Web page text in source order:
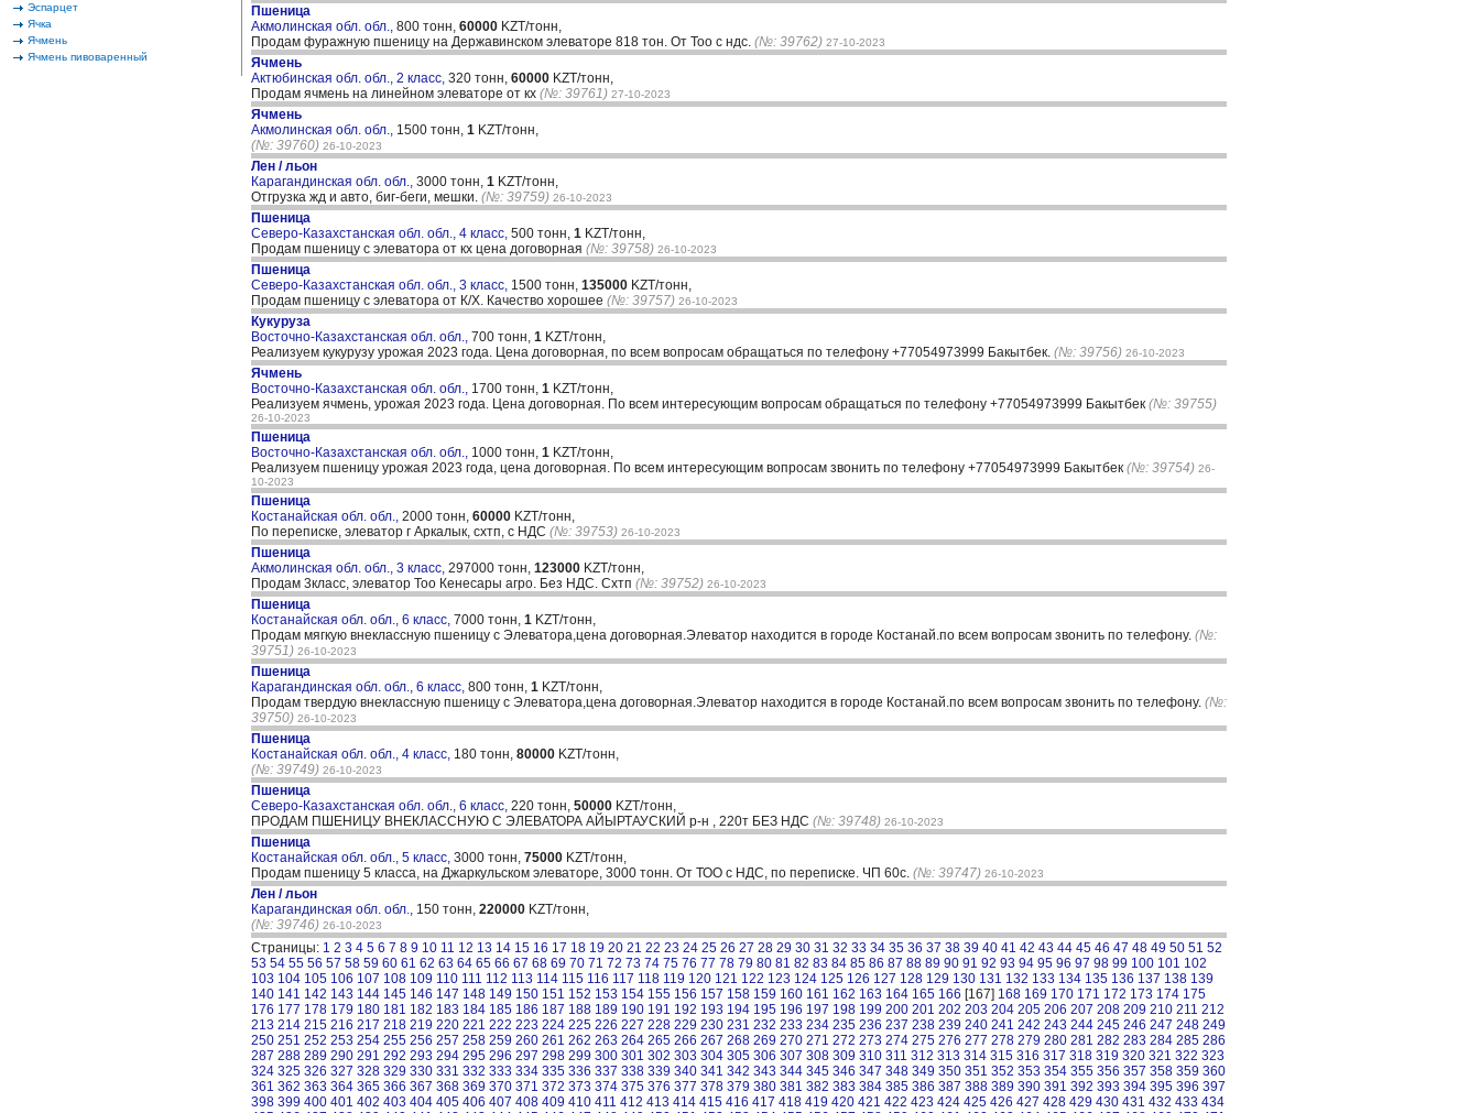
Эспарцет
Ячка
Ячмень
Ячмень пивоваренный
Пшеница
Акмолинская обл. обл., 800 тонн, 60000 KZT/тонн,
Продам фуражную пшеницу на Державинском элеваторе 818 тон. От Тоо с ндс. (№: 39762) 27-10-2023
Ячмень
Актюбинская обл. обл., 2 класс, 320 тонн, 60000 KZT/тонн,
Продам ячмень на линейном элеваторе от кх (№: 39761) 27-10-2023
Ячмень
Акмолинская обл. обл., 1500 тонн, 1 KZT/тонн,
(№: 39760) 26-10-2023
Лен / льон
Карагандинская обл. обл., 3000 тонн, 1 KZT/тонн,
Отгрузка жд и авто, биг-беги, мешки. (№: 39759) 26-10-2023
Пшеница
Северо-Казахстанская обл. обл., 4 класс, 500 тонн, 1 KZT/тонн,
Продам пшеницу с элеватора от кх цена договорная (№: 39758) 26-10-2023
Пшеница
Северо-Казахстанская обл. обл., 3 класс, 1500 тонн, 135000 KZT/тонн,
Продам пшеницу с элеватора от К/Х. Качество хорошее (№: 39757) 26-10-2023
Кукуруза
Восточно-Казахстанская обл. обл., 700 тонн, 1 KZT/тонн,
Реализуем кукурузу урожая 2023 года. Цена договорная, по всем вопросам обращаться по телефону +77054973999 Бакытбек. (№: 39756) 26-10-2023
Ячмень
Восточно-Казахстанская обл. обл., 1700 тонн, 1 KZT/тонн,
Реализуем ячмень, урожая 2023 года. Цена договорная. По всем интересующим вопросам обращаться по телефону +77054973999 Бакытбек (№: 39755)
26-10-2023
Пшеница
Восточно-Казахстанская обл. обл., 1000 тонн, 1 KZT/тонн,
Реализуем пшеницу урожая 2023 года, цена договорная. По всем интересующим вопросам звонить по телефону +77054973999 Бакытбек (№: 39754) 26-
10-2023
Пшеница
Костанайская обл. обл., 2000 тонн, 60000 KZT/тонн,
По переписке, элеватор г Аркалык, схтп, с НДС (№: 39753) 26-10-2023
Пшеница
Акмолинская обл. обл., 3 класс, 297000 тонн, 123000 KZT/тонн,
Продам 3класс, элеватор Тоо Кенесары агро. Без НДС. Схтп (№: 39752) 26-10-2023
Пшеница
Костанайская обл. обл., 6 класс, 7000 тонн, 1 KZT/тонн,
Продам мягкую внеклассную пшеницу с Элеватора,цена договорная.Элеватор находится в городе Костанай.по всем вопросам звонить по телефону. (№:
39751) 26-10-2023
Пшеница
Карагандинская обл. обл., 6 класс, 800 тонн, 1 KZT/тонн,
Продам твердую внеклассную пшеницу с Элеватора,цена договорная.Элеватор находится в городе Костанай.по всем вопросам звонить по телефону. (№:
39750) 26-10-2023
Пшеница
Костанайская обл. обл., 4 класс, 180 тонн, 80000 KZT/тонн,
(№: 39749) 26-10-2023
Пшеница
Северо-Казахстанская обл. обл., 6 класс, 220 тонн, 50000 KZT/тонн,
ПРОДАМ ПШЕНИЦУ ВНЕКЛАССНУЮ С ЭЛЕВАТОРА АЙЫРТАУСКИЙ р-н , 220т БЕЗ НДС (№: 39748) 26-10-2023
Пшеница
Костанайская обл. обл., 5 класс, 3000 тонн, 75000 KZT/тонн,
Продам пшеницу 5 класса, на Джаркульском элеваторе, 3000 тонн. От ТОО с НДС, по переписке. ЧП 60с. (№: 39747) 26-10-2023
Лен / льон
Карагандинская обл. обл., 150 тонн, 220000 KZT/тонн,
(№: 39746) 26-10-2023
Страницы: 1 2 3 4 5 6 7 8 9 10 11 12 13 14 15 16 17 18 19 20 21 22 23 24 25 26 27 28 29 30 31 32 33 34 35 36 37 38 39 40 41 42 43 44 45 46 47 48 49 50 51 52
53 54 55 56 57 58 59 60 61 62 63 64 65 66 67 68 69 70 71 72 73 74 75 76 77 78 79 80 81 82 83 84 85 86 87 88 89 90 91 92 93 94 95 96 97 98 99 100 101 102
103 104 105 106 107 108 109 110 111 112 113 114 115 116 117 118 119 120 121 122 123 124 125 126 127 128 129 130 131 132 133 134 135 136 137 138 139
140 141 142 143 144 145 146 147 148 149 150 151 152 153 154 155 156 157 158 159 160 161 162 163 164 165 166 [167] 168 169 170 171 172 173 174 175
176 177 178 179 180 181 182 183 184 185 186 187 188 189 190 191 192 193 194 195 196 197 198 199 200 201 202 203 204 205 206 207 208 209 210 211 212
213 214 215 216 217 218 219 220 221 222 223 224 225 226 227 228 229 230 231 232 233 234 235 236 237 238 239 240 241 242 243 244 245 246 247 248 249
250 251 252 253 254 255 256 257 258 259 260 261 262 263 264 265 266 267 268 269 270 271 272 273 274 275 276 277 278 279 280 281 282 283 284 285 286
287 288 289 290 291 292 293 294 295 296 297 298 299 300 301 302 303 304 305 306 307 308 309 310 311 312 313 314 315 316 317 318 319 320 321 322 323
324 325 326 327 328 329 330 331 332 333 334 335 336 337 338 339 340 341 342 343 344 345 346 347 348 349 350 351 352 353 354 355 356 357 358 359 360
361 362 363 364 365 366 367 368 369 370 371 372 373 374 375 376 377 378 379 380 381 382 383 384 385 386 387 388 389 390 391 392 393 394 395 396 397
398 399 400 401 402 403 404 405 406 407 408 409 410 411 412 413 414 415 416 417 418 419 420 421 422 423 424 425 426 427 428 429 430 431 432 433 434